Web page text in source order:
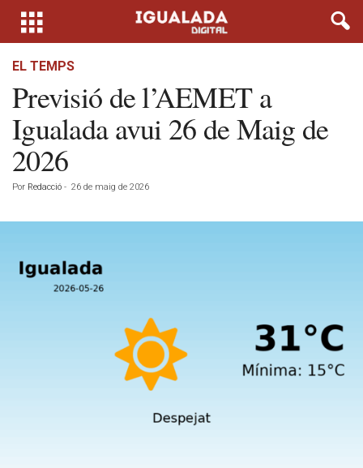
EL TEMPS
Previsió de l’AEMET a
Igualada avui 26 de Maig de
2026
Por Redacció - 26 de maig de 2026